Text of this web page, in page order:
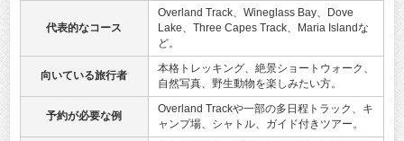
代表的なコース
Overland Track、Wineglass Bay、Dove
Lake、Three Capes Track、Maria Islandな
ど。
向いている旅行者
本格トレッキング、絶景ショートウォーク、
自然写真、野生動物を楽しみたい方。
予約が必要な例
Overland Trackや一部の多日程トラック、キ
ャンプ場、シャトル、ガイド付きツアー。